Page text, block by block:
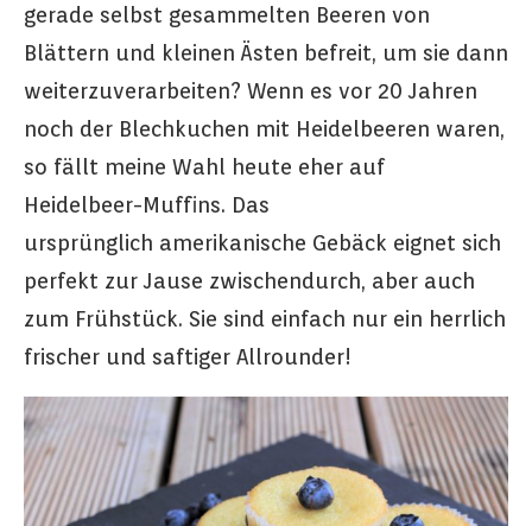
gerade selbst gesammelten Beeren von
Blättern und kleinen Ästen befreit, um sie dann
weiterzuverarbeiten? Wenn es vor 20 Jahren
noch der Blechkuchen mit Heidelbeeren waren,
so fällt meine Wahl heute eher auf
Heidelbeer-Muffins. Das
ursprünglich amerikanische Gebäck eignet sich
perfekt zur Jause zwischendurch, aber auch
zum Frühstück. Sie sind einfach nur ein herrlich
frischer und saftiger Allrounder!